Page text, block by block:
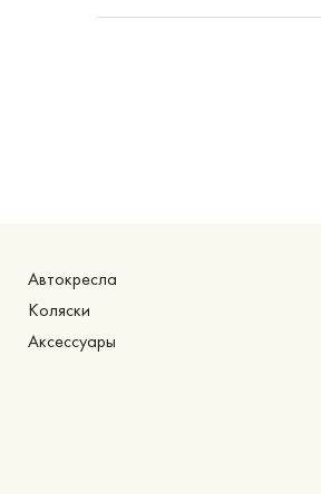
Автокресла
Коляски
Аксессуары